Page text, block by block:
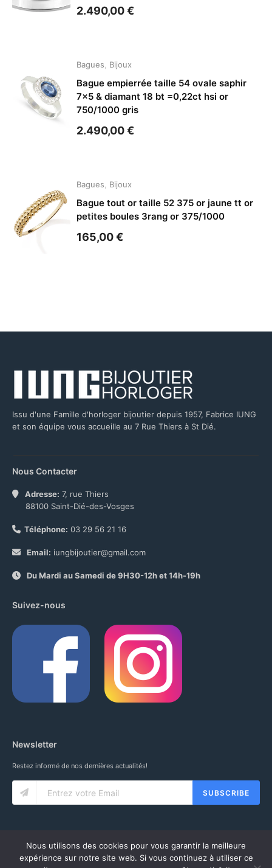
2.490,00€
Bagues Bijoux
Bague empierrée taille 54 ovale saphir
7×5 & diamant 18 bt =0,22ct hsi or
750/1000 gris
2.490,00€
Bagues Bijoux
Bague tout or taille 52 375 or jaune tt or
petites boules 3rang or 375/1000
165,00€
Issu d'une Famille d'horloger bijoutier depuis 1957, Fabrice IUNG
et son équipe vous accueille au 7 Rue Thiers à St Dié.
Nous Contacter
Adresse: 7, rue Thiers
88100 Saint-Dié-des-Vosges
Téléphone: 03 29 56 21 16
Email: iungbijoutier@gmail.com
Du Mardi au Samedi de 9H30-12h et 14h-19h
Suivez-nous
Newsletter
Restez informé de nos dernières actualités!
SUBSCRIBE
Nous utilisons des cookies pour vous garantir la meilleure
expérience sur notre site web. Si vous continuez à utiliser ce